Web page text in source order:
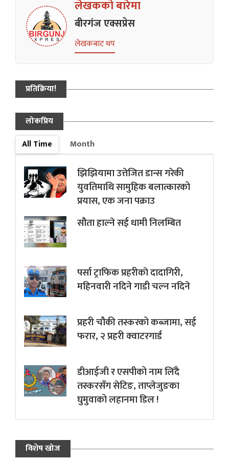
लेखकको बारेमा
बीरगंज एक्सप्रेस
लेखकबाट थप
प्रतिक्रिया!
लोकप्रिय
All Time
Month
झिझियामा उत्तेजित डान्स गरेकी
युवतिमाथि सामुहिक बलात्कारको
प्रयास, एक जना पक्राउ
सौता हाल्ने सई धामी निलम्बित
पर्सा ट्राफिक प्रहरीकाे दादागिरी,
महिनवारी नदिने गाडी चल्न नदिने
प्रहरी चौकी तस्करको कब्जामा, सई
फरार, २ प्रहरी क्वाटरगार्ड
डीआईजी र एसपीको नाम लिँदै
तस्करसँग सेटिङ, ताप्लेजुङका
घुमुवाको लहानमा डिल !
विशेष खोज